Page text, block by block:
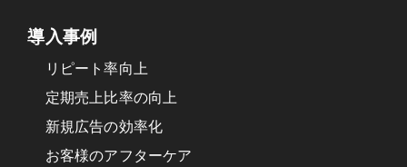
導入事例
リピート率向上
定期売上比率の向上
新規広告の効率化
お客様のアフターケア